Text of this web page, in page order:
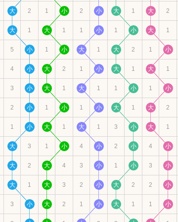
大 2 1 小 2 小 大 1 大 2
大 1 大 1 1 小 1 小 大 1
5 小 1 小 大 1 大 2 1 小
4 小 大 2 1 小 大 1 大 1
3 小 大 1 大 1 1 小 1 小
2 小 1 小 1 小 大 1 大 2
1 小 大 1 大 1 3 小 大 1
大 3 1 小 4 小 2 小 4 小
大 2 大 4 3 小 1 小 3 小
大 1 大 3 2 小 大 2 2 小
3 小 大 2 1 小 大 1 1 小